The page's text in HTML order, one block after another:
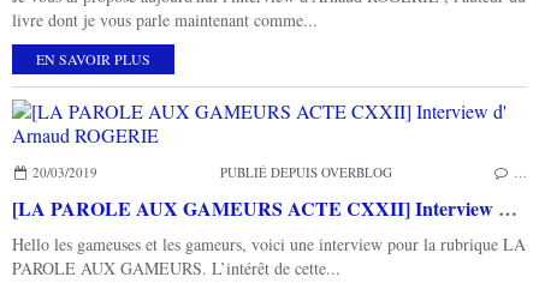
livre dont je vous parle maintenant comme...
EN SAVOIR PLUS
20/03/2019 PUBLIÉ DEPUIS OVERBLOG …
[LA PAROLE AUX GAMEURS ACTE CXXII] Interview d' Arnaud ROGERIE
Hello les gameuses et les gameurs, voici une interview pour la rubrique LA
PAROLE AUX GAMEURS. L’intérêt de cette...